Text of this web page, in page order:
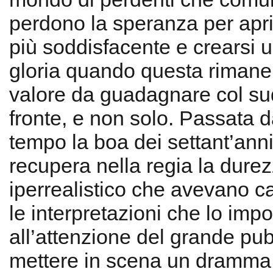
perdono la speranza per
più soddisfacente e crearsi
gloria quando questa
valore da guadagnare col
fronte, e non solo. Passata
tempo la boa dei
recupera nella regia la
iperrealistico che avevano
le interpretazioni che lo
all’attenzione del grande
mettere in scena un